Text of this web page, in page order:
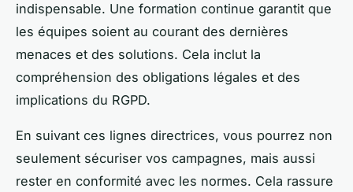
indispensable. Une formation continue garantit que
les équipes soient au courant des dernières
menaces et des solutions. Cela inclut la
compréhension des obligations légales et des
implications du RGPD.
En suivant ces lignes directrices, vous pourrez non
seulement sécuriser vos campagnes, mais aussi
rester en conformité avec les normes. Cela rassure